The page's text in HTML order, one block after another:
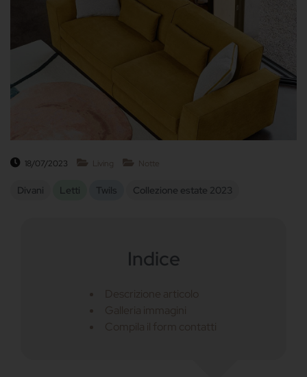
18/07/2023 Living Notte
Divani Letti Twils Collezione estate 2023
Indice